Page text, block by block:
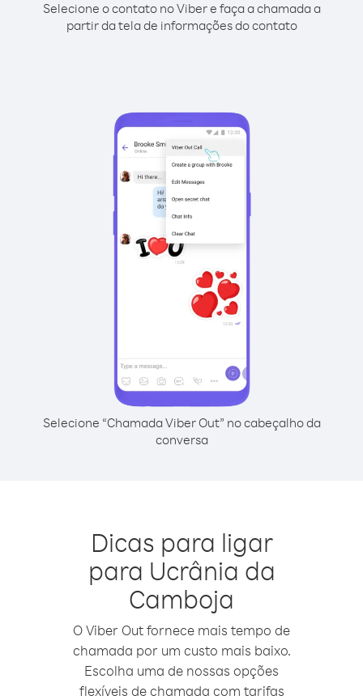
Selecione o contato no Viber e faça a chamada a
partir da tela de informações do contato
Selecione “Chamada Viber Out” no cabeçalho da
conversa
Dicas para ligar
para Ucrânia da
Camboja
O Viber Out fornece mais tempo de
chamada por um custo mais baixo.
Escolha uma de nossas opções
flexíveis de chamada com tarifas